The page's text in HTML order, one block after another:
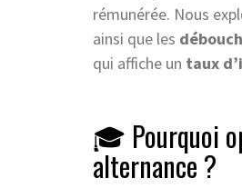
rémunérée. Nous
ainsi que les
qui affiche un taux
🎓 Pourquoi
alternance ?